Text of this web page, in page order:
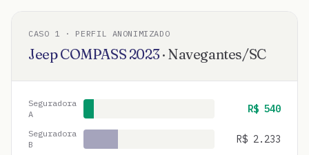
CASO 1 · PERFIL ANONIMIZADO
JeepCOMPASS 2023· Navegantes/SC
Seguradora
A
R$ 540
Seguradora
B
R$ 2.233